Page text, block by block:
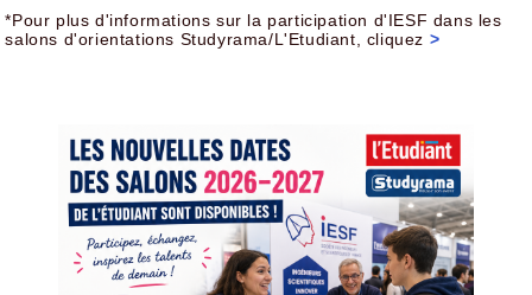
*Pour plus d'informations sur la participation d'IESF dans les
salons d'orientations Studyrama/L'Etudiant, cliquez >